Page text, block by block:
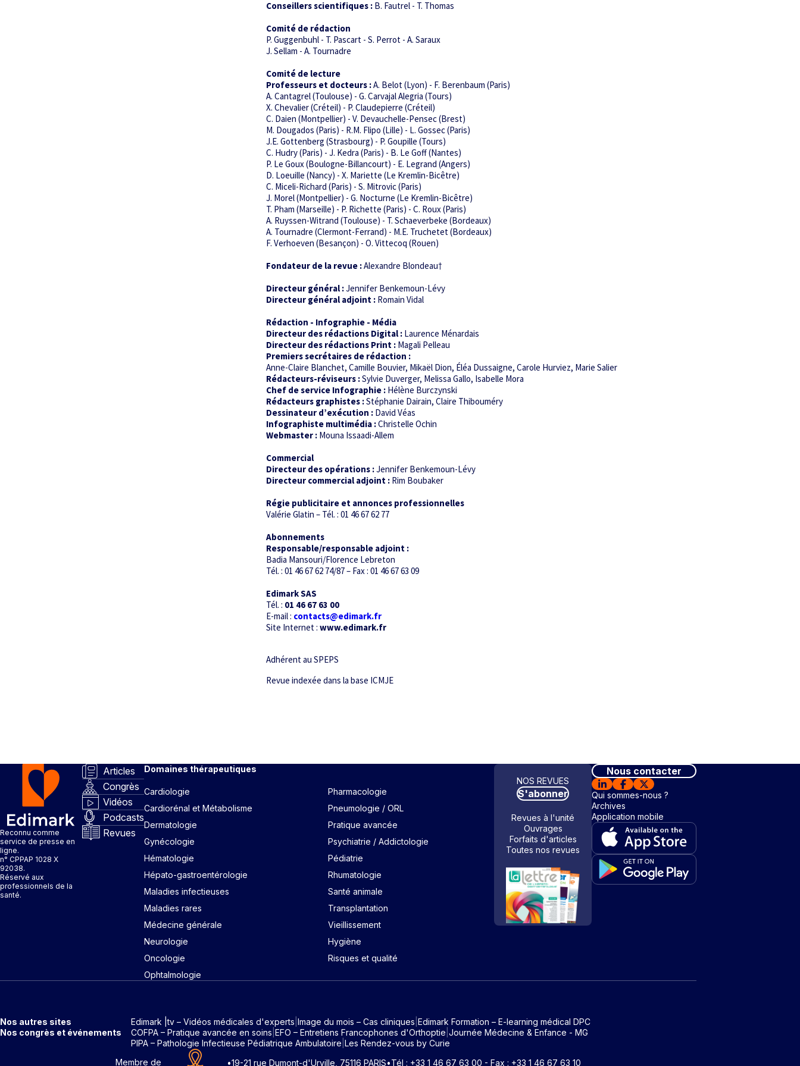
Conseillers scientifiques : B. Fautrel - T. Thomas
Comité de rédaction
P. Guggenbuhl - T. Pascart - S. Perrot - A. Saraux
J. Sellam - A. Tournadre
Comité de lecture
Professeurs et docteurs :A. Belot (Lyon) - F. Berenbaum (Paris)
A. Cantagrel (Toulouse) - G. Carvajal Alegria (Tours)
X. Chevalier (Créteil) - P. Claudepierre (Créteil)
C. Daien (Montpellier) - V. Devauchelle-Pensec (Brest)
M. Dougados (Paris) - R.M. Flipo (Lille) - L. Gossec (Paris)
J.E. Gottenberg (Strasbourg) - P. Goupille (Tours)
C. Hudry (Paris) - J. Kedra (Paris) - B. Le Goff (Nantes)
P. Le Goux (Boulogne-Billancourt) - E. Legrand (Angers)
D. Loeuille (Nancy) - X. Mariette (Le Kremlin-Bicêtre)
C. Miceli-Richard (Paris) - S. Mitrovic (Paris)
J. Morel (Montpellier) - G. Nocturne (Le Kremlin-Bicêtre)
T. Pham (Marseille) - P. Richette (Paris) - C. Roux (Paris)
A. Ruyssen-Witrand (Toulouse) - T. Schaeverbeke (Bordeaux)
A. Tournadre (Clermont-Ferrand) - M.E. Truchetet (Bordeaux)
F. Verhoeven (Besançon) - O. Vittecoq (Rouen)
Fondateur de la revue :Alexandre Blondeau†
Directeur général :Jennifer Benkemoun-Lévy
Directeur général adjoint : Romain Vidal
Rédaction - Infographie - Média
Directeur des rédactions Digital : Laurence Ménardais
Directeur des rédactions Print : Magali Pelleau
Premiers secrétaires de rédaction :
Anne-Claire Blanchet, Camille Bouvier, Mikaël Dion, Éléa Dussaigne, Carole Hurviez, Marie Salier
Rédacteurs-réviseurs :Sylvie Duverger, Melissa Gallo, Isabelle Mora
Chef de service Infographie : Hélène Burczynski
Rédacteurs graphistes :Stéphanie Dairain, Claire Thibouméry
Dessinateur d’exécution : David Véas
Infographiste multimédia :Christelle Ochin
Webmaster : Mouna Issaadi-Allem
Commercial
Directeur des opérations :Jennifer Benkemoun-Lévy
Directeur commercial adjoint : Rim Boubaker
Régie publicitaire et annonces professionnelles
Valérie Glatin – Tél. : 01 46 67 62 77
Abonnements
Responsable/responsable adjoint :
Badia Mansouri/Florence Lebreton
Tél. : 01 46 67 62 74/87 – Fax : 01 46 67 63 09
Edimark SAS
Tél. : 01 46 67 63 00
E-mail : contacts@edimark.fr
Site Internet : www.edimark.fr
Adhérent au SPEPS
Revue indexée dans la base ICMJE
Reconnu comme
service de presse en
ligne.
n° CPPAP 1028 X
92038.
Réservé aux
professionnels de la
santé.
Articles
Congrès
Vidéos
Podcasts
Revues
Domaines thérapeutiques
Cardiologie
Cardiorénal et Métabolisme
Dermatologie
Gynécologie
Hématologie
Hépato-gastroentérologie
Maladies infectieuses
Maladies rares
Médecine générale
Neurologie
Oncologie
Ophtalmologie
Pharmacologie
Pneumologie / ORL
Pratique avancée
Psychiatrie / Addictologie
Pédiatrie
Rhumatologie
Santé animale
Transplantation
Vieillissement
Hygiène
Risques et qualité
NOS REVUES
S'abonner
Revues à l'unité
Ouvrages
Forfaits d'articles
Toutes nos revues
Nous contacter
Qui sommes-nous ?
Archives
Application mobile
Nos autres sites Edimark |tv – Vidéos médicales d'experts Image du mois – Cas cliniques Edimark Formation – E-learning médical DPC
Nos congrès et événements
COFPA – Pratique avancée en soins EFO – Entretiens Francophones d'Orthoptie Journée Médecine & Enfance - MG
PIPA – Pathologie Infectieuse Pédiatrique Ambulatoire Les Rendez-vous by Curie
Membre de
•19-21 rue Dumont-d'Urville, 75116 PARIS•Tél : +33 1 46 67 63 00 - Fax : +33 1 46 67 63 10